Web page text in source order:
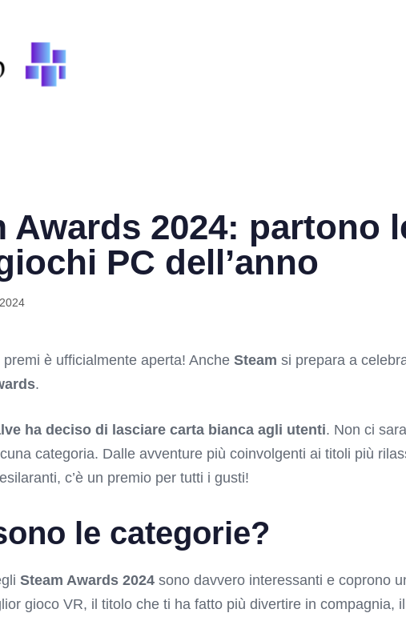
Awards 2024: partono
PC dell’anno
è ufficialmente aperta! Anche Steam si prepara a
.
ha deciso di lasciare carta bianca agli utenti. Non ci
categoria. Dalle avventure più coinvolgenti ai titoli più
c’è un premio per tutti i gusti!
le categorie?
Steam Awards 2024 sono davvero interessanti e coprono
gioco VR, il titolo che ti ha fatto più divertire in